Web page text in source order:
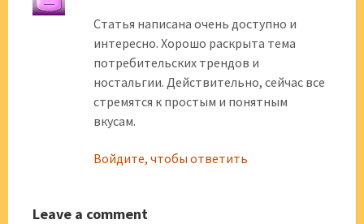
Статья написана очень доступно и
интересно. Хорошо раскрыта тема
потребительских трендов и
ностальгии. Действительно, сейчас все
стремятся к простым и понятным
вкусам.
Войдите, чтобы ответить
Leave a comment